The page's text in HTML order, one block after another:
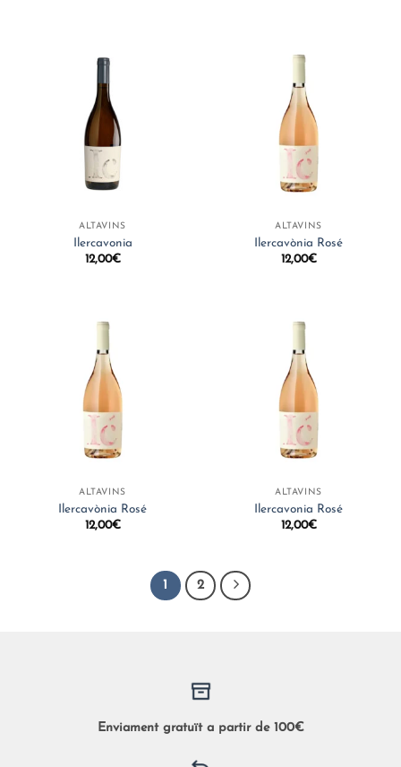
ALTAVINS
Ilercavonia
12,00€
ALTAVINS
Ilercavònia Rosé
12,00€
ALTAVINS
Ilercavònia Rosé
12,00€
ALTAVINS
Ilercavonia Rosé
12,00€
1 2
Enviament gratuït a partir de 100€